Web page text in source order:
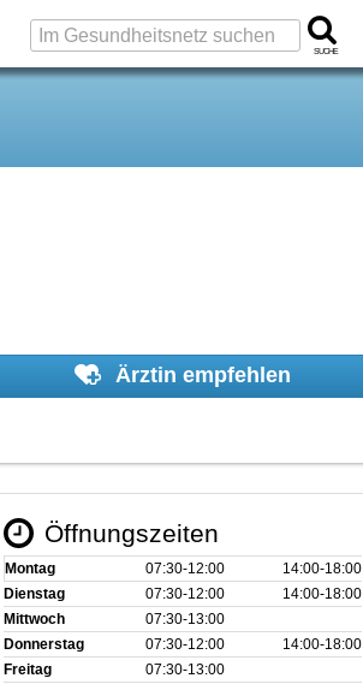
Suche
Ärztin empfehlen
Öffnungszeiten
Montag 07:30‑12:00
14:00‑18:00
Dienstag
07:30‑12:00
14:00‑18:00
Mittwoch
07:30‑13:00
Donnerstag
07:30‑12:00
14:00‑18:00
Freitag
07:30‑13:00